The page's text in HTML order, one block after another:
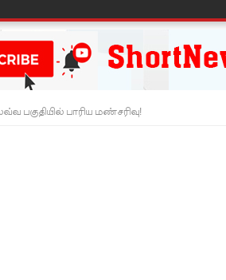
அறிவிப்பு!
கொடுப்பனவே திருத்தப்பட்டது!
பகுதியில் பாரிய மண்சரிவு!